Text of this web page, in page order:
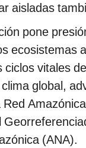
aisladas
pone
ecosistemas
ciclos vitales
global,
Red
(ANA).